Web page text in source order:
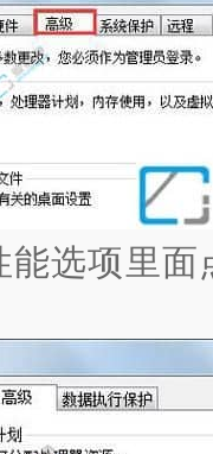
选项里面